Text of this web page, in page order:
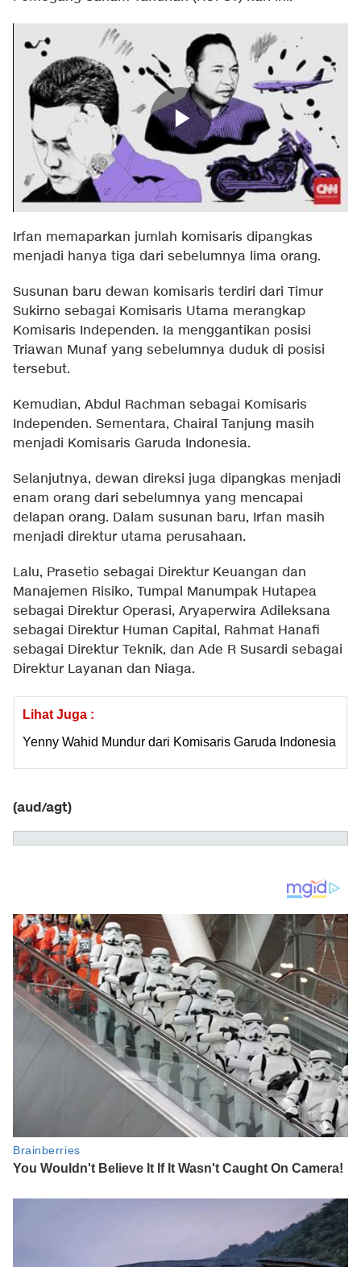
Irfan memaparkan jumlah komisaris dipangkas
menjadi hanya tiga dari sebelumnya lima orang.
Susunan baru dewan komisaris terdiri dari Timur
Sukirno sebagai Komisaris Utama merangkap
Komisaris Independen. Ia menggantikan posisi
Triawan Munaf yang sebelumnya duduk di posisi
tersebut.
Kemudian, Abdul Rachman sebagai Komisaris
Independen. Sementara, Chairal Tanjung masih
menjadi Komisaris Garuda Indonesia.
Selanjutnya, dewan direksi juga dipangkas menjadi
enam orang dari sebelumnya yang mencapai
delapan orang. Dalam susunan baru, Irfan masih
menjadi direktur utama perusahaan.
Lalu, Prasetio sebagai Direktur Keuangan dan
Manajemen Risiko, Tumpal Manumpak Hutapea
sebagai Direktur Operasi, Aryaperwira Adileksana
sebagai Direktur Human Capital, Rahmat Hanafi
sebagai Direktur Teknik, dan Ade R Susardi sebagai
Direktur Layanan dan Niaga.
Lihat Juga :
Yenny Wahid Mundur dari Komisaris Garuda Indonesia
(aud/agt)